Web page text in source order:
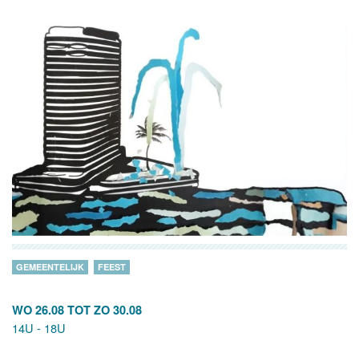
WO 26.08 TOT ZO 30.08
14U - 18U
GEMEENTELIJK FEEST